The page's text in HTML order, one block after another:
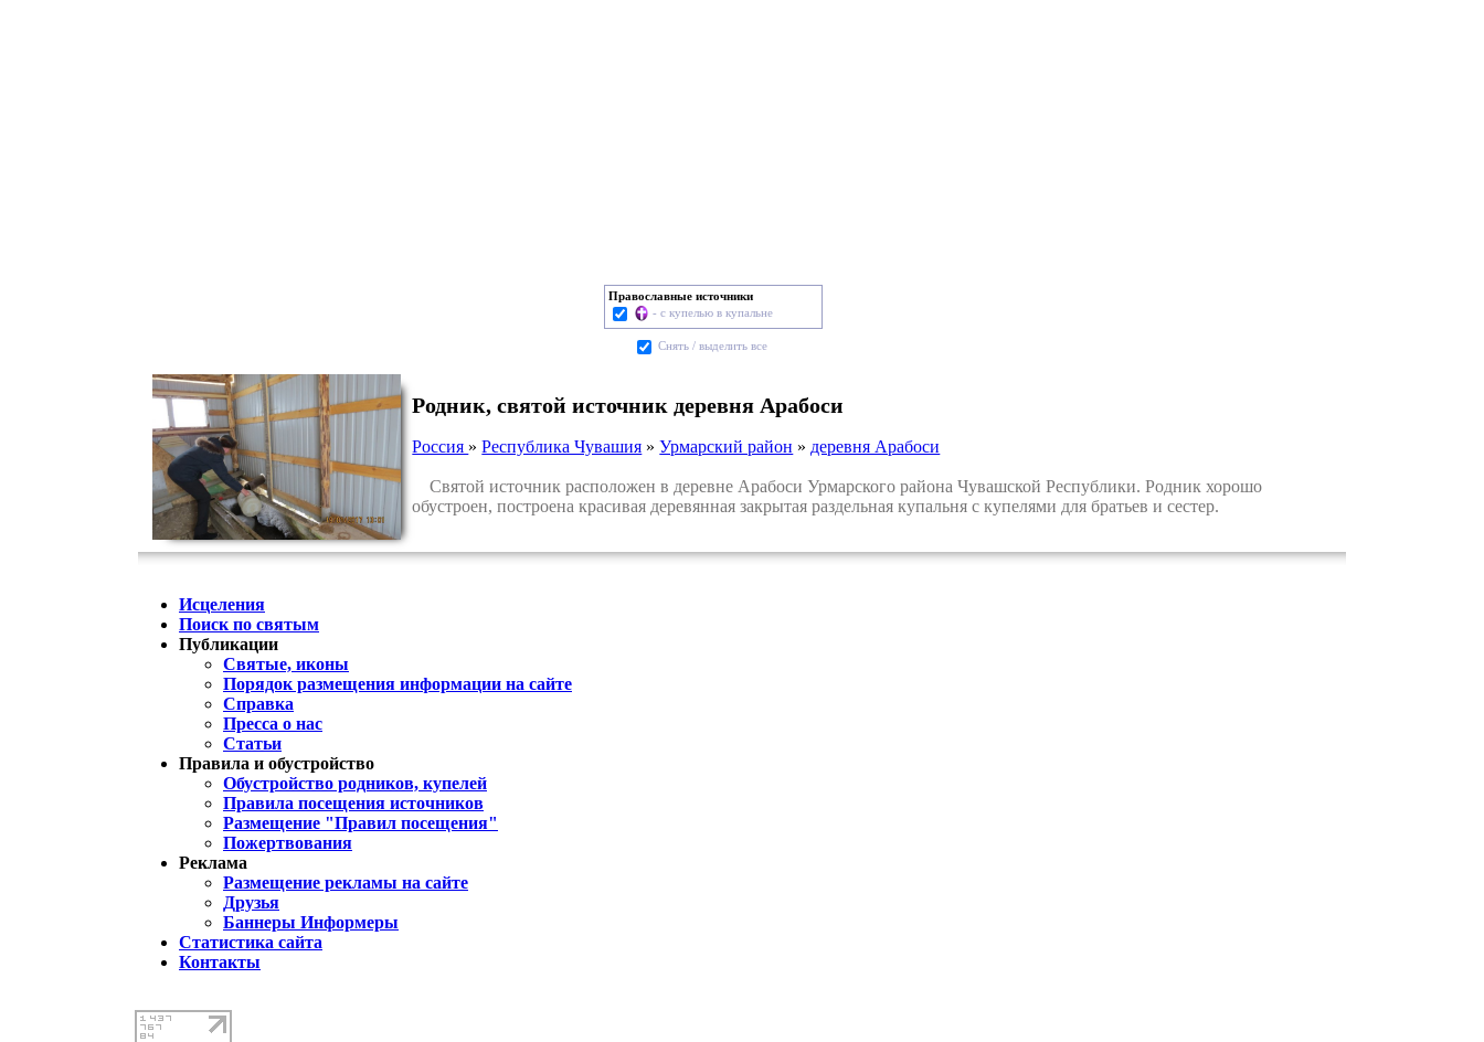
Православные источники
- с купелью в купальне
Cнять / выделить все
Родник, святой источник деревня Арабоси
Россия »Республика Чувашия »Урмарский район » деревня Арабоси
Святой источник расположен в деревне Арабоси Урмарского района Чувашской Республики. Родник хорошо
обустроен, построена красивая деревянная закрытая раздельная купальня с купелями для братьев и сестер.
Исцеления
Поиск по святым
Публикации
Святые, иконы
Порядок размещения информации на сайте
Справка
Пресса о нас
Статьи
Правила и обустройство
Обустройство родников, купелей
Правила посещения источников
Размещение "Правил посещения"
Пожертвования
Реклама
Размещение рекламы на сайте
Друзья
Баннеры Информеры
Статистика сайта
Контакты